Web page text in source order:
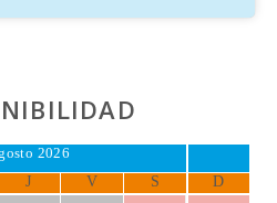
2026
J V S D